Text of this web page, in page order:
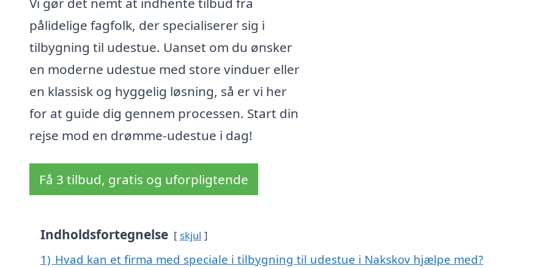
pålidelige fagfolk, der specialiserer sig i
tilbygning til udestue. Uanset om du ønsker
en moderne udestue med store vinduer eller
en klassisk og hyggelig løsning, så er vi her
for at guide dig gennem processen. Start din
rejse mod en drømme-udestue i dag!
Få 3 tilbud, gratis og uforpligtende
Indholdsfortegnelse skjul
1) Hvad kan et firma med speciale i tilbygning til udestue i Nakskov hjælpe med?